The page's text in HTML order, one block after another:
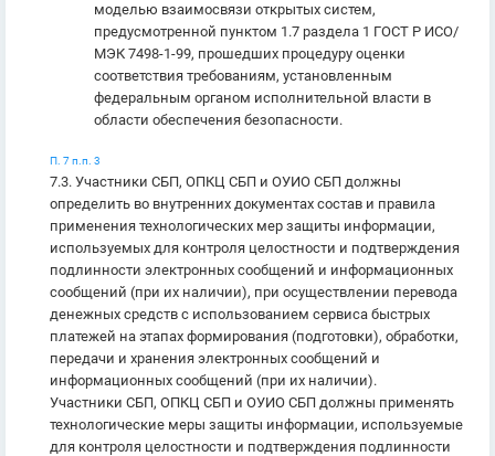
моделью взаимосвязи открытых систем,
предусмотренной пунктом 1.7 раздела 1 ГОСТ Р ИСО/
МЭК 7498-1-99, прошедших процедуру оценки
соответствия требованиям, установленным
федеральным органом исполнительной власти в
области обеспечения безопасности.
П. 7 п.п. 3
7.3. Участники СБП, ОПКЦ СБП и ОУИО СБП должны
определить во внутренних документах состав и правила
применения технологических мер защиты информации,
используемых для контроля целостности и подтверждения
подлинности электронных сообщений и информационных
сообщений (при их наличии), при осуществлении перевода
денежных средств с использованием сервиса быстрых
платежей на этапах формирования (подготовки), обработки,
передачи и хранения электронных сообщений и
информационных сообщений (при их наличии).
Участники СБП, ОПКЦ СБП и ОУИО СБП должны применять
технологические меры защиты информации, используемые
для контроля целостности и подтверждения подлинности